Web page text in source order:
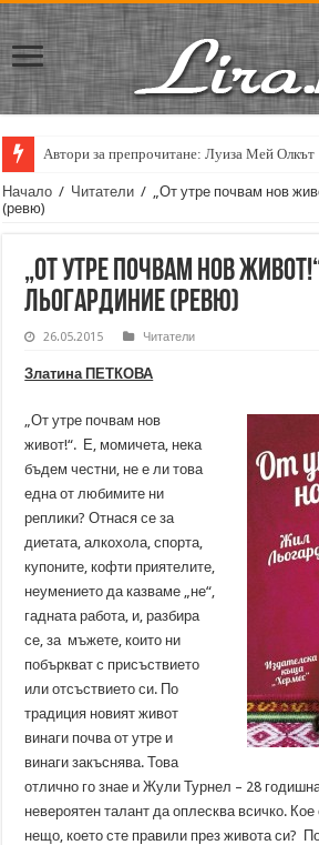
Автори за препрочитане: Луиза Мей Олкът
Начало / Читатели / „От утре почвам нов
(ревю)
„От утре почвам нов
Льогардиние (ревю)
26.05.2015 Читатели
Златина ПЕТКОВА
„От утре почвам нов
живот!“. Е, момичета, нека
бъдем честни, не е ли това
една от любимите ни
реплики? Отнася се за
диетата, алкохола, спорта,
купоните, кофти приятелите,
неумението да казваме „не“,
гадната работа, и, разбира
се, за мъжете, които ни
побъркват с присъствието
или отсъствието си. По
традиция новият живот
винаги почва от утре и
винаги закъснява. Това
отлично го знае и Жули Турнел – 28
невероятен талант да оплесква всичко.
нещо, което сте правили през живота си?